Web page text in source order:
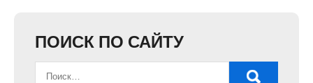
ПОИСК ПО САЙТУ